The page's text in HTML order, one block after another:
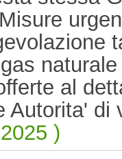
al
Autorita' di
)